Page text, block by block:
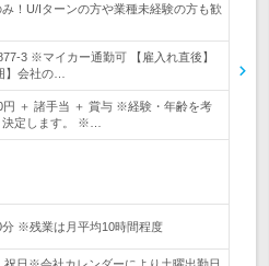
！U/Iターンの方や業種未経験の方も歓
3 ※マイカー通勤可 【雇入れ直後】
】会社の…
円 ＋ 諸手当 ＋ 賞与 ※経験・年齢を考
決定します。 ※…
分 ※残業は月平均10時間程度